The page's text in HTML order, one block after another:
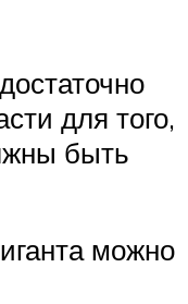
для того,
быть
можно